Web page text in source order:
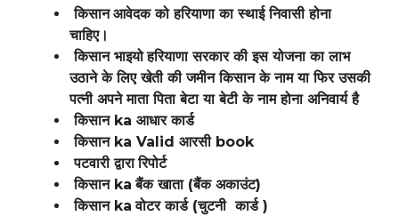
किसान आवेदक को हरियाणा का स्थाई निवासी होना
चाहिए।
किसान भाइयो हरियाणा सरकार की इस योजना का लाभ
उठाने के लिए खेती की जमीन किसान के नाम या फिर उसकी
पत्नी अपने माता पिता बेटा या बेटी के नाम होना अनिवार्य है
किसान ka आधार कार्ड
किसान ka Valid आरसी book
पटवारी द्वारा रिपोर्ट
किसानka बैंक खाता (बैंक अकाउंट)
किसान ka वोटर कार्ड (चुटनी कार्ड )